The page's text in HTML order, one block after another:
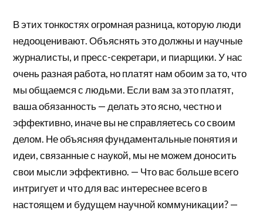
В этих тонкостях огромная разница, которую люди
недооценивают. Объяснять это должны и научные
журналисты, и пресс-секретари, и пиарщики. У нас
очень разная работа, но платят нам обоим за то, что
мы общаемся с людьми. Если вам за это платят,
ваша обязанность — делать это ясно, честно и
эффективно, иначе вы не справляетесь со своим
делом. Не объясняя фундаментальные понятия и
идеи, связанные с наукой, мы не можем доносить
свои мысли эффективно. — Что вас больше всего
интригует и что для вас интереснее всего в
настоящем и будущем научной коммуникации? —